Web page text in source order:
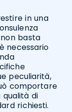
in una
basta
necessario
peculiarità,
comportare
qualità di
richiesti.